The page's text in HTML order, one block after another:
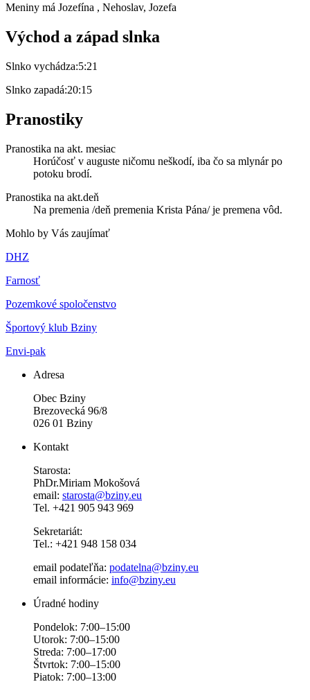
Meniny má Jozefína , Nehoslav, Jozefa
Východ a západ slnka
Slnko vychádza:5:21
Slnko zapadá:20:15
Pranostiky
Pranostika na akt. mesiac
Horúčosť v auguste ničomu neškodí, iba čo sa mlynár po
potoku brodí.
Pranostika na akt.deň
Na premenia /deň premenia Krista Pána/ je premena vôd.
Mohlo by Vás zaujímať
DHZ
Farnosť
Pozemkové spoločenstvo
Športový klub Bziny
Envi-pak
Adresa
Obec Bziny
Brezovecká 96/8
026 01 Bziny
Kontakt
Starosta:
PhDr.Miriam Mokošová
email: starosta@bziny.eu
Tel. +421 905 943 969
Sekretariát:
Tel.: +421 948 158 034
email podateľňa: podatelna@bziny.eu
email informácie: info@bziny.eu
Úradné hodiny
Pondelok: 7:00–15:00
Utorok: 7:00–15:00
Streda: 7:00–17:00
Štvrtok: 7:00–15:00
Piatok: 7:00–13:00